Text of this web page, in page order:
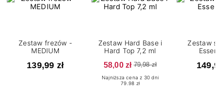
Zestaw frezów -
MEDIUM
139,99 zł
Zestaw Hard Base i
Hard Top 7,2 ml
58,00 zł 79,98 zł
Najniższa cena z 30 dni
79.98 zł
Zestaw